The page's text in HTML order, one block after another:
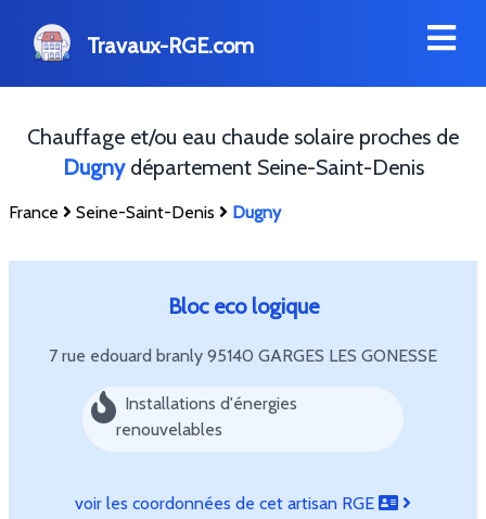
Travaux-RGE.com
Chauffage et/ou eau chaude solaire proches de
Dugnydépartement Seine-Saint-Denis
France Seine-Saint-Denis Dugny
Bloc eco logique
7 rue edouard branly 95140 GARGES LES GONESSE
Installations d'énergies
renouvelables
voir les coordonnées de cet artisan RGE